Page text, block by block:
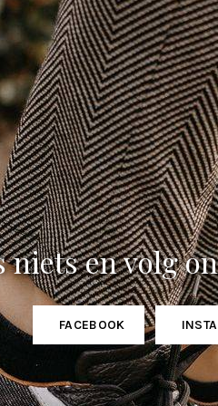
niets en volg
FACEBOOK